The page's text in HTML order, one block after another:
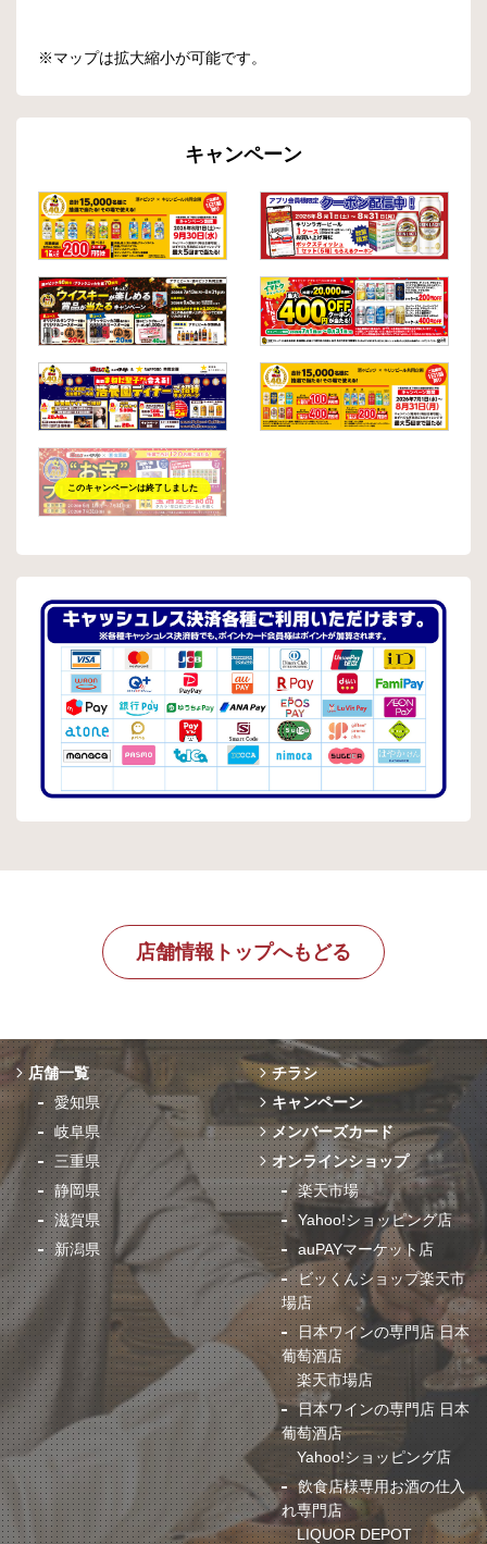
※マップは拡大縮小が可能です。
キャンペーン
店舗情報トップへもどる
店舗一覧
愛知県
岐阜県
三重県
静岡県
滋賀県
新潟県
チラシ
キャンペーン
メンバーズカード
オンラインショップ
楽天市場
Yahoo!ショッピング店
auPAYマーケット店
ビッくんショップ楽天市
場店
日本ワインの専門店 日本
葡萄酒店
楽天市場店
日本ワインの専門店 日本
葡萄酒店
Yahoo!ショッピング店
飲食店様専用お酒の仕入
れ専門店
LIQUOR DEPOT